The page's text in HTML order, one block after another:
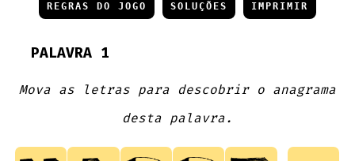
REGRAS DO JOGO SOLUÇÕES IMPRIMIR
PALAVRA 1
Mova as letras para descobrir o anagrama
desta palavra.